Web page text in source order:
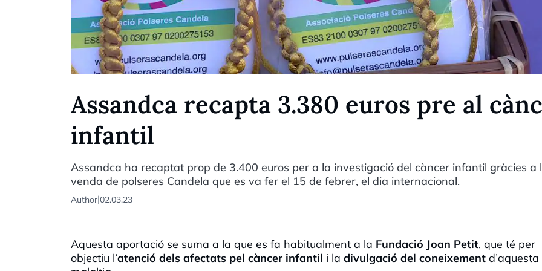
Assandca recapta 3.380 euros pre al
infantil
Assandca ha recaptat prop de 3.400 euros per a la investigació del càncer infantil gràcies a
venda de polseres Candela que es va fer el 15 de febrer, el dia internacional.
Author|02.03.23
Aquesta aportació se suma a la que es fa habitualment a la Fundació Joan Petit, que té per
objectiu l’atenció dels afectats pel càncer infantil i la divulgació del coneixement d’aquesta